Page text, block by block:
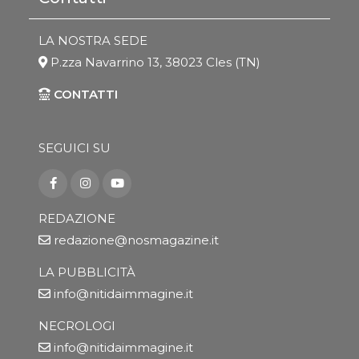
LA NOSTRA SEDE
P.zza Navarrino 13, 38023 Cles (TN)
CONTATTI
SEGUICI SU
REDAZIONE
redazione@nosmagazine.it
LA PUBBLICITÀ
info@nitidaimmagine.it
NECROLOGI
info@nitidaimmagine.it